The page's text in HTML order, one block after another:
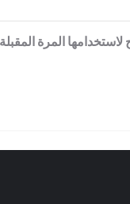
المرة